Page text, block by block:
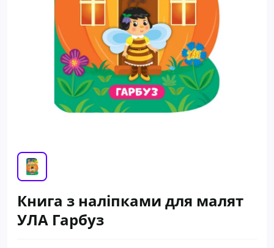
Книга з наліпками для малят
УЛА Гарбуз